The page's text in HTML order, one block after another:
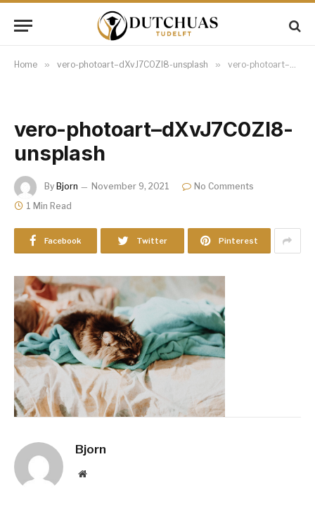
Home » vero-photoart–dXvJ7C0ZI8-unsplash » vero-photoart–dXvJ7C0ZI8-unsplash
vero-photoart–dXvJ7C0ZI8-
unsplash
By Bjorn November 9, 2021
No Comments
1 Min Read
Facebook Twitter Pinterest
Bjorn
Website